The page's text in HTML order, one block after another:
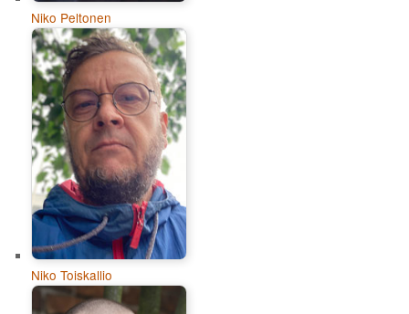
Niko Peltonen
Niko Toiskallio